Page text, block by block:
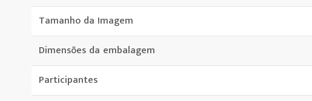
Tamanho da Imagem
Dimensões da embalagem
Participantes